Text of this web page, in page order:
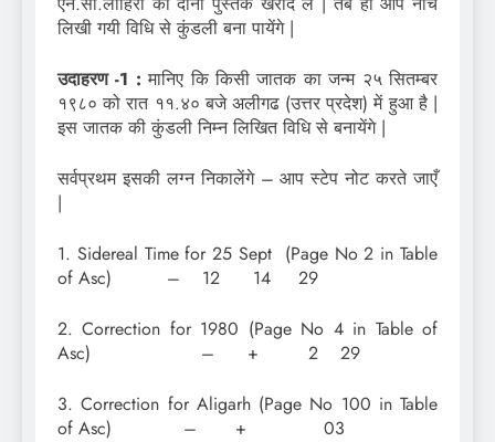
लिखी गयी विधि से कुंडली बना पायेंगे |
उदाहरण -1 : मानिए कि किसी जातक का जन्म २५ सितम्बर
१९८० को रात ११.४० बजे अलीगढ (उत्तर प्रदेश) में हुआ है |
इस जातक की कुंडली निम्न लिखित विधि से बनायेंगे |
सर्वप्रथम इसकी लग्न निकालेंगे – आप स्टेप नोट करते जाएँ
|
1. Sidereal Time for 25 Sept (Page No 2 in Table
of Asc) – 12 14 29
2. Correction for 1980 (Page No 4 in Table of
Asc) – + 2 29
3. Correction for Aligarh (Page No 100 in Table
of Asc) – + 03